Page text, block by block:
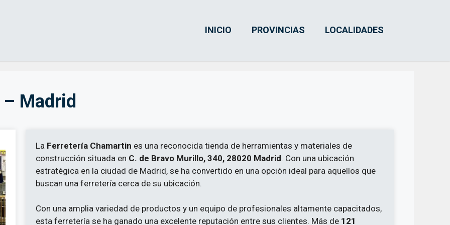
INICIO PROVINCIAS LOCALIDADES
Madrid
La Ferretería Chamartin es una reconocida tienda de herramientas y materiales de
construcción situada en C. de Bravo Murillo, 340, 28020 Madrid. Con una ubicación
estratégica en la ciudad de Madrid, se ha convertido en una opción ideal para aquellos que
buscan una ferretería cerca de su ubicación.
Con una amplia variedad de productos y un equipo de profesionales altamente capacitados,
esta ferretería se ha ganado una excelente reputación entre sus clientes. Más de 121